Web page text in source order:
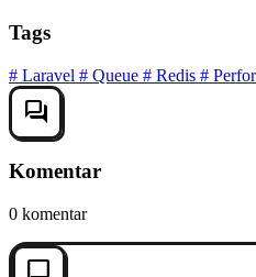
Tags
# Laravel # Queue # Redis #
forum
Komentar
0 komentar